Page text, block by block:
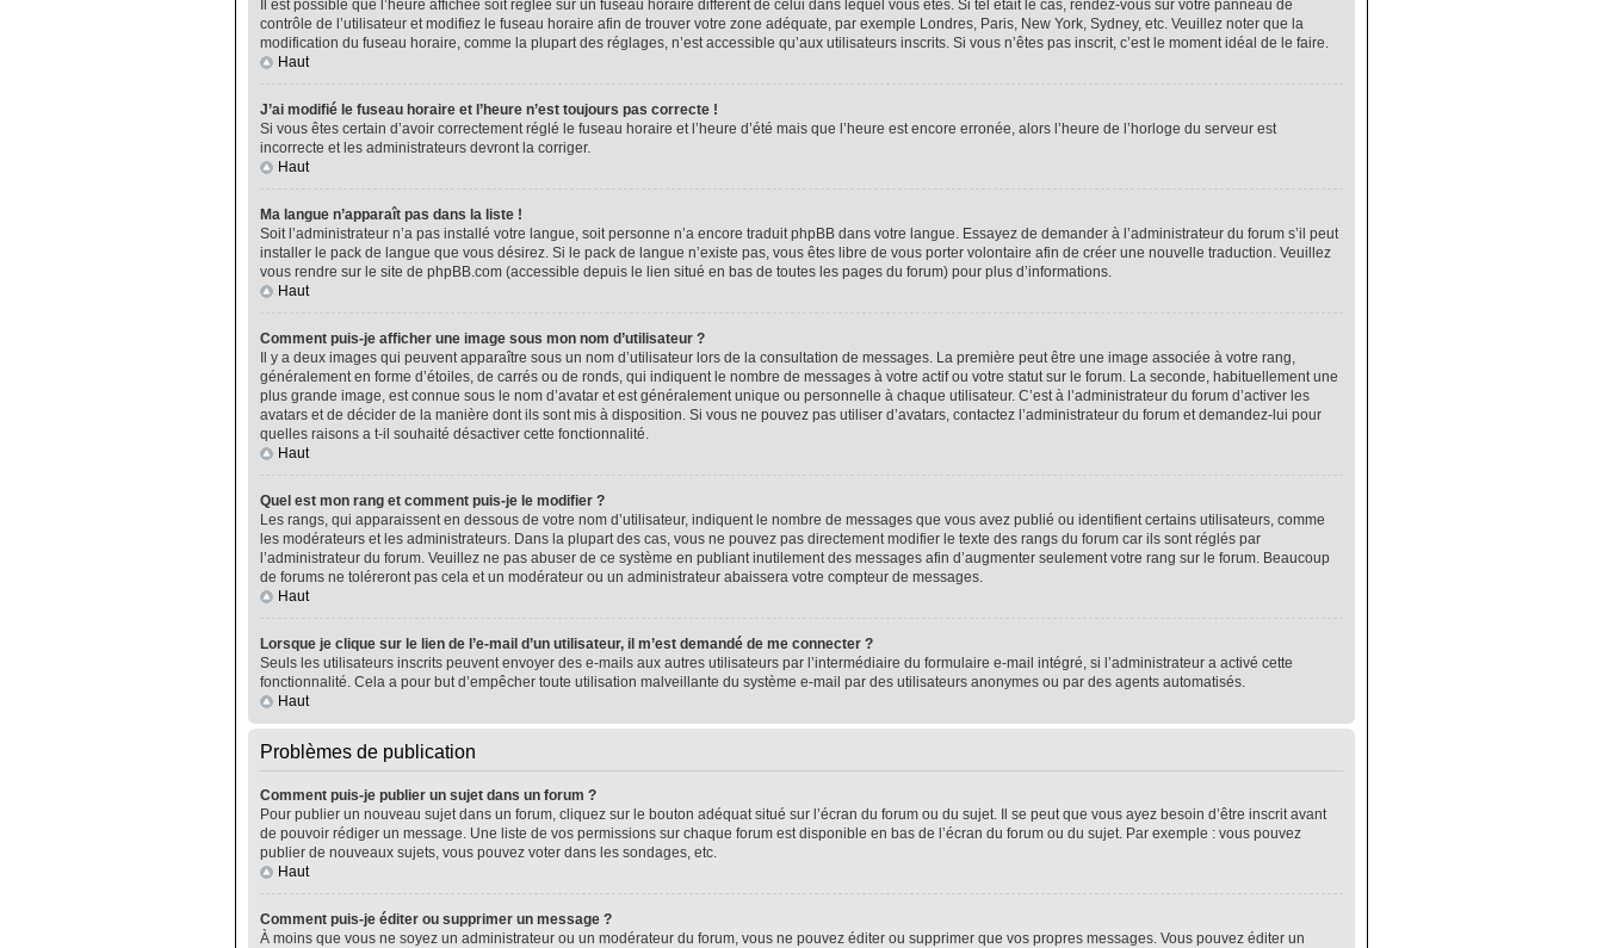
Il est possible que l’heure affichée soit réglée sur un fuseau horaire différent de celui dans lequel vous êtes. Si tel était le cas, rendez-vous sur votre panneau de
contrôle de l’utilisateur et modifiez le fuseau horaire afin de trouver votre zone adéquate, par exemple Londres, Paris, New York, Sydney, etc. Veuillez noter que la
modification du fuseau horaire, comme la plupart des réglages, n’est accessible qu’aux utilisateurs inscrits. Si vous n’êtes pas inscrit, c’est le moment idéal de le faire.
Haut
J’ai modifié le fuseau horaire et l’heure n’est toujours pas correcte !
Si vous êtes certain d’avoir correctement réglé le fuseau horaire et l’heure d’été mais que l’heure est encore erronée, alors l’heure de l’horloge du serveur est
incorrecte et les administrateurs devront la corriger.
Haut
Ma langue n’apparaît pas dans la liste !
Soit l’administrateur n’a pas installé votre langue, soit personne n’a encore traduit phpBB dans votre langue. Essayez de demander à l’administrateur du forum s’il peut
installer le pack de langue que vous désirez. Si le pack de langue n’existe pas, vous êtes libre de vous porter volontaire afin de créer une nouvelle traduction. Veuillez
vous rendre sur le site de phpBB.com (accessible depuis le lien situé en bas de toutes les pages du forum) pour plus d’informations.
Haut
Comment puis-je afficher une image sous mon nom d’utilisateur ?
Il y a deux images qui peuvent apparaître sous un nom d’utilisateur lors de la consultation de messages. La première peut être une image associée à votre rang,
généralement en forme d’étoiles, de carrés ou de ronds, qui indiquent le nombre de messages à votre actif ou votre statut sur le forum. La seconde, habituellement une
plus grande image, est connue sous le nom d’avatar et est généralement unique ou personnelle à chaque utilisateur. C’est à l’administrateur du forum d’activer les
avatars et de décider de la manière dont ils sont mis à disposition. Si vous ne pouvez pas utiliser d’avatars, contactez l’administrateur du forum et demandez-lui pour
quelles raisons a t-il souhaité désactiver cette fonctionnalité.
Haut
Quel est mon rang et comment puis-je le modifier ?
Les rangs, qui apparaissent en dessous de votre nom d’utilisateur, indiquent le nombre de messages que vous avez publié ou identifient certains utilisateurs, comme
les modérateurs et les administrateurs. Dans la plupart des cas, vous ne pouvez pas directement modifier le texte des rangs du forum car ils sont réglés par
l’administrateur du forum. Veuillez ne pas abuser de ce système en publiant inutilement des messages afin d’augmenter seulement votre rang sur le forum. Beaucoup
de forums ne toléreront pas cela et un modérateur ou un administrateur abaissera votre compteur de messages.
Haut
Lorsque je clique sur le lien de l’e-mail d’un utilisateur, il m’est demandé de me connecter ?
Seuls les utilisateurs inscrits peuvent envoyer des e-mails aux autres utilisateurs par l’intermédiaire du formulaire e-mail intégré, si l’administrateur a activé cette
fonctionnalité. Cela a pour but d’empêcher toute utilisation malveillante du système e-mail par des utilisateurs anonymes ou par des agents automatisés.
Haut
Problèmes de publication
Comment puis-je publier un sujet dans un forum ?
Pour publier un nouveau sujet dans un forum, cliquez sur le bouton adéquat situé sur l’écran du forum ou du sujet. Il se peut que vous ayez besoin d’être inscrit avant
de pouvoir rédiger un message. Une liste de vos permissions sur chaque forum est disponible en bas de l’écran du forum ou du sujet. Par exemple : vous pouvez
publier de nouveaux sujets, vous pouvez voter dans les sondages, etc.
Haut
Comment puis-je éditer ou supprimer un message ?
À moins que vous ne soyez un administrateur ou un modérateur du forum, vous ne pouvez éditer ou supprimer que vos propres messages. Vous pouvez éditer un